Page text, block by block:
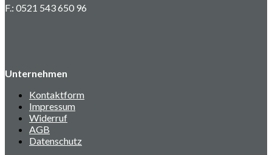
F.: 0521 543 650 96
Unternehmen
Kontaktform
Impressum
Widerruf
AGB
Datenschutz